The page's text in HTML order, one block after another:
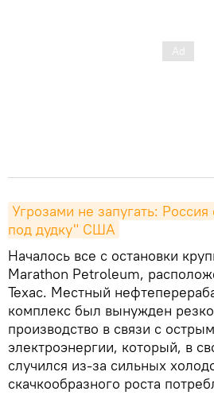
Угрозами не запугать: Россия
под дудку" США
Началось все с остановки
Marathon Petroleum,
Техас. Местный
комплекс был вынужден резко
производство в связи с
электроэнергии, который, в
случился из-за сильных
скачкообразного роста